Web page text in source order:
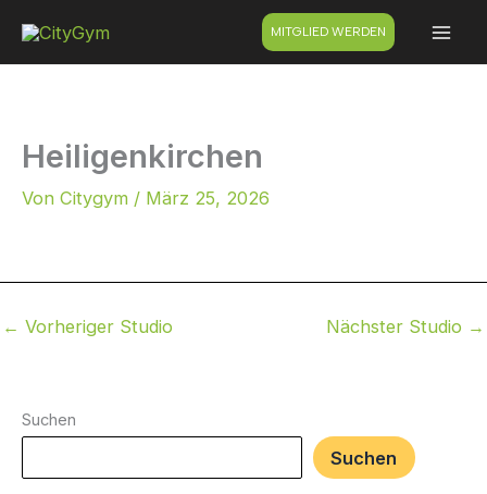
Inhalt
MITGLIED WERDEN
Heiligenkirchen
Von Citygym / März 25, 2026
← Vorheriger Studio Nächster Studio →
Suchen
Suchen